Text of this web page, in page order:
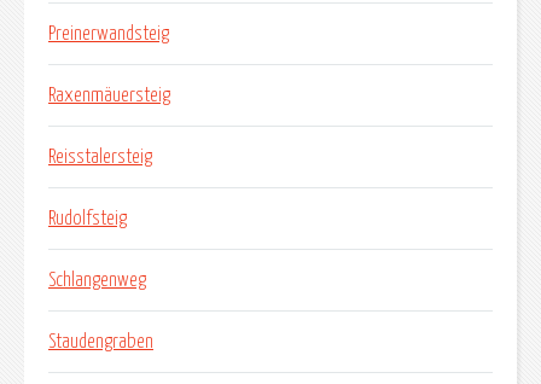
Preinerwandsteig
Raxenmäuersteig
Reisstalersteig
Rudolfsteig
Schlangenweg
Staudengraben